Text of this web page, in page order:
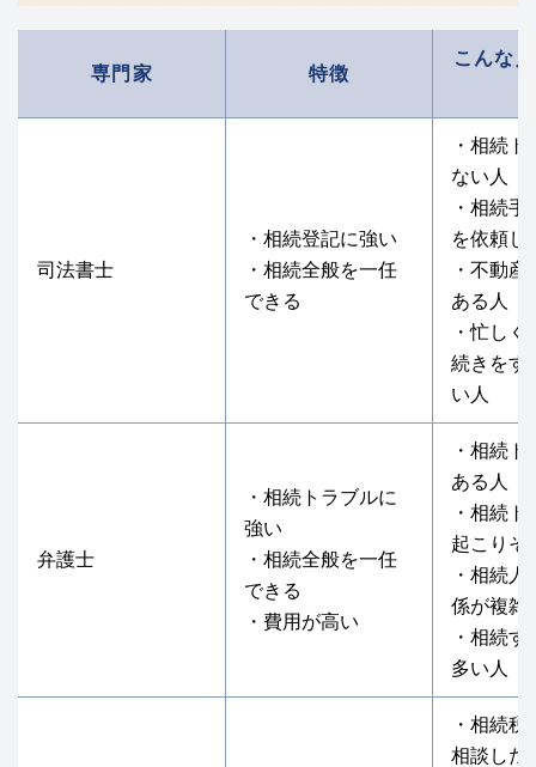
専門家 特徴
こんな
司法書士
・相続登記に強い
・相続全般を一任
できる
・相続
ない人
・相続
を依頼し
・不動
ある人
・忙し
続きをす
い人
弁護士
・相続トラブルに
強い
・相続全般を一任
できる
・費用が高い
・相続
ある人
・相続
起こりそ
・相続
係が複雑
・相続
多い人
・相続
相談した